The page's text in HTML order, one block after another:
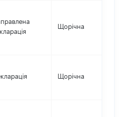
Щорічна
Щорічна